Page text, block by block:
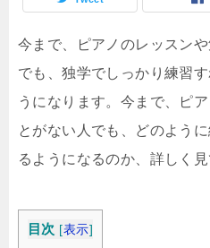
今まで、ピアノのレッスン
でも、独学でしっかり練習
うになります。今まで、ピ
とがない人でも、どのよう
るようになるのか、詳しく見
目次 [表示]